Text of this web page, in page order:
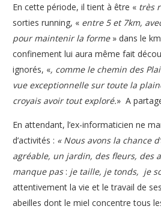
En cette période, il tient à être « très
sorties running, « entre 5 et 7km,
pour maintenir la forme» dans le
confinement lui aura même fait
ignorés, «, comme le chemin des
vue exceptionnelle sur toute la
croyais avoir tout exploré.» A
En attendant, l’ex-informaticien ne
d’activités : « Nous avons la chance
agréable, un jardin, des fleurs, des
manque pas: je taille, je tonds, je
attentivement la vie et le travail de
abeilles dont le miel concentre tous